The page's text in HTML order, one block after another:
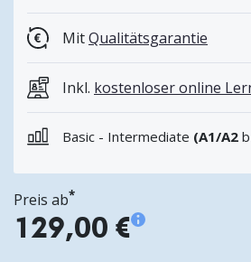
MitQualitätsgarantie
Inkl. kostenloser online
Basic - Intermediate (A1/A2
Preis ab*
129,00 €